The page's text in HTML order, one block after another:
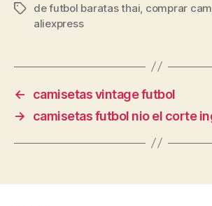
Etiquetas
de futbol baratas thai comprar
aliexpress
←
camisetas vintage futbol
→
camisetas futbol nio el corte